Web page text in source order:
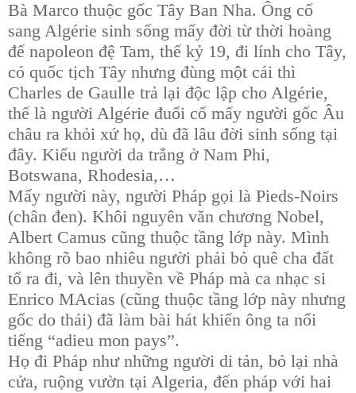
Bà Marco thuộc gốc Tây Ban Nha. Ông cố
sang Algérie sinh sống mấy đời từ thời hoàng
đế napoleon đệ Tam, thế kỷ 19, đi lính cho Tây,
có quốc tịch Tây nhưng đùng một cái thì
Charles de Gaulle trả lại độc lập cho Algérie,
thế là người Algérie đuổi cổ mấy người gốc Âu
châu ra khỏi xứ họ, dù đã lâu đời sinh sống tại
đây. Kiểu người da trắng ở Nam Phi,
Botswana, Rhodesia,…
Mấy người này, người Pháp gọi là Pieds-Noirs
(chân đen). Khôi nguyên văn chương Nobel,
Albert Camus cũng thuộc tầng lớp này. Mình
không rõ bao nhiêu người phải bỏ quê cha đất
tổ ra đi, và lên thuyền về Pháp mà ca nhạc si
Enrico MAcias (cũng thuộc tầng lớp này nhưng
gốc do thái) đã làm bài hát khiến ông ta nổi
tiếng “adieu mon pays”.
Họ đi Pháp như những người di tản, bỏ lại nhà
cửa, ruộng vườn tại Algeria, đến pháp với hai